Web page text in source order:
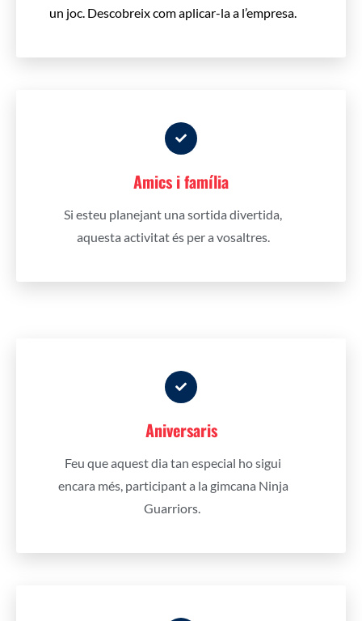
un joc. Descobreix com aplicar-la a l’empresa.
Amics i família
Si esteu planejant una sortida divertida,
aquesta activitat és per a vosaltres.
Aniversaris
Feu que aquest dia tan especial ho sigui
encara més, participant a la gimcana Ninja
Guarriors.